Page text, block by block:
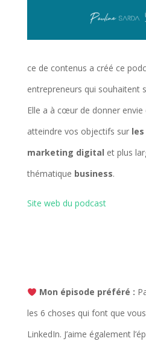
ce de contenus a créé ce
entrepreneurs qui souhaitent
Elle a à cœur de donner
atteindre vos objectifs sur
marketing digital et plus
thématique business.
Site web du podcast
Mon épisode préféré :
les 6 choses qui font que
LinkedIn. J’aime également